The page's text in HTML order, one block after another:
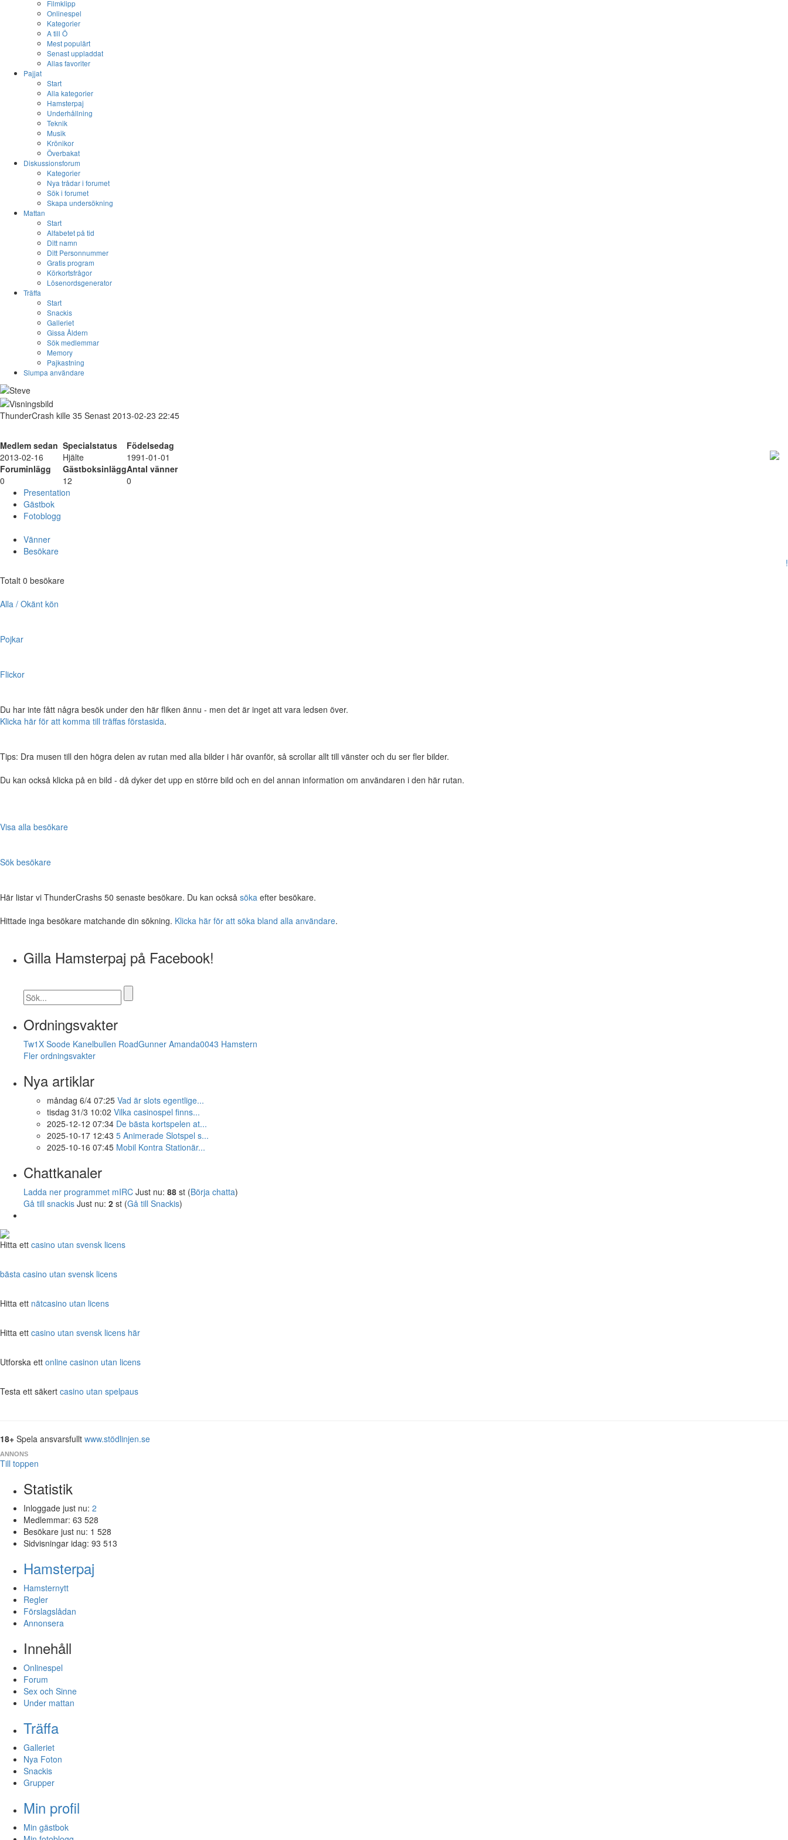
Filmklipp
Onlinespel
Kategorier
A till Ö
Mest populärt
Senast uppladdat
Allas favoriter
Pajjat
Start
Alla kategorier
Hamsterpaj
Underhållning
Teknik
Musik
Krönikor
Överbakat
Diskussionsforum
Kategorier
Nya trådar i forumet
Sök i forumet
Skapa undersökning
Mattan
Start
Alfabetet på tid
Ditt namn
Ditt Personnummer
Gratis program
Körkortsfrågor
Lösenordsgenerator
Träffa
Start
Snackis
Galleriet
Gissa Åldern
Sök medlemmar
Memory
Pajkastning
Slumpa användare
ThunderCrash kille 35 Senast 2013-02-23 22:45
Medlem sedan Specialstatus
Födelsedag
2013-02-16
Hjälte
1991-01-01
Foruminlägg
GästboksinläggAntal vänner
0
12
0
Presentation
Gästbok
Fotoblogg
Vänner
Besökare
!
Totalt 0 besökare
Alla / Okänt kön
Pojkar
Flickor
Du har inte fått några besök under den här fliken ännu - men det är inget att vara ledsen över.
Klicka här för att komma till träffas förstasida.
Tips: Dra musen till den högra delen av rutan med alla bilder i här ovanför, så scrollar allt till vänster och du ser fler bilder.
Du kan också klicka på en bild - då dyker det upp en större bild och en del annan information om användaren i den här rutan.
Visa alla besökare
Sök besökare
Här listar vi ThunderCrashs 50 senaste besökare. Du kan också söka efter besökare.
Hittade inga besökare matchande din sökning. Klicka här för att söka bland alla användare.
Gilla Hamsterpaj på Facebook!
Ordningsvakter
Tw1X Soode Kanelbullen RoadGunner Amanda0043 Hamstern
Fler ordningsvakter
Nya artiklar
måndag 6/4 07:25 Vad är slots egentlige...
tisdag 31/3 10:02 Vilka casinospel finns...
2025-12-12 07:34 De bästa kortspelen at...
2025-10-17 12:43 5 Animerade Slotspel s...
2025-10-16 07:45 Mobil Kontra Stationär...
Chattkanaler
Ladda ner programmet mIRC Just nu: 88 st (Börja chatta)
Gå till snackis Just nu: 2 st (Gå till Snackis)
Hitta ett casino utan svensk licens
bästa casino utan svensk licens
Hitta ett nätcasino utan licens
Hitta ett casino utan svensk licens här
Utforska ett online casinon utan licens
Testa ett säkert casino utan spelpaus
18+ Spela ansvarsfullt www.stödlinjen.se
ANNONS
Till toppen
Statistik
Inloggade just nu: 2
Medlemmar: 63 528
Besökare just nu: 1 528
Sidvisningar idag: 93 513
Hamsterpaj
Hamsternytt
Regler
Förslagslådan
Annonsera
Innehåll
Onlinespel
Forum
Sex och Sinne
Under mattan
Träffa
Galleriet
Nya Foton
Snackis
Grupper
Min profil
Min gästbok